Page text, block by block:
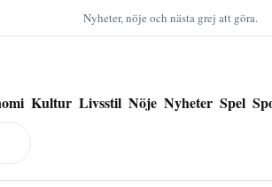
Nyheter, nöje och nästa grej att göra.
Kultur Livsstil Nöje Nyheter Spel